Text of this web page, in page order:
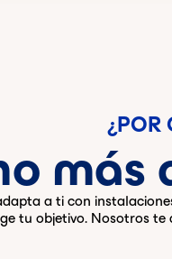
¿POR
más
a ti con
tu objetivo. Nosotros